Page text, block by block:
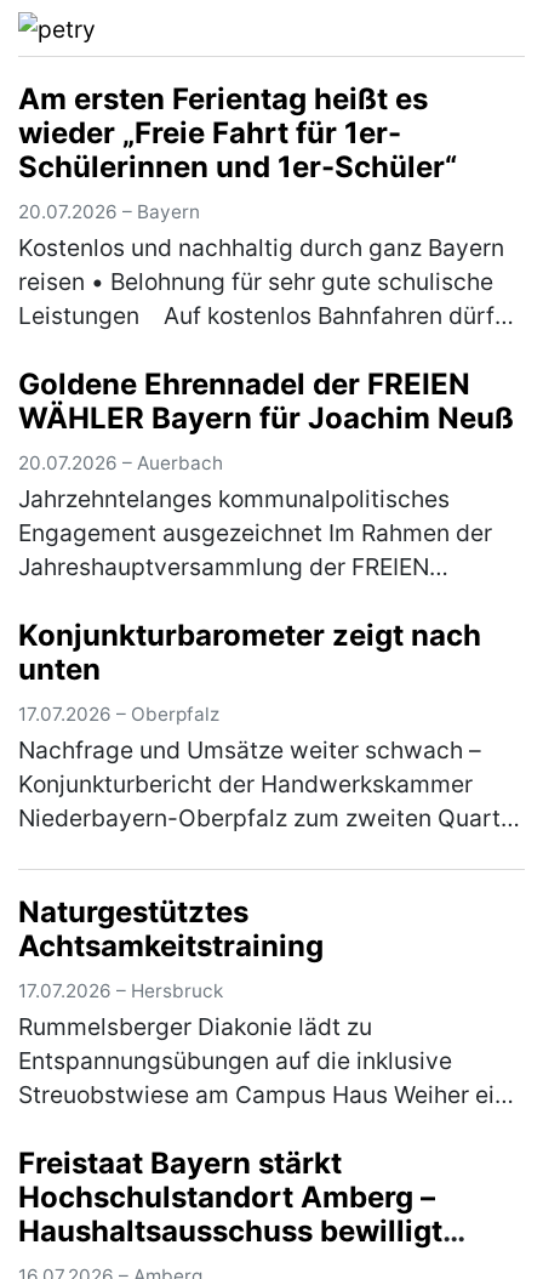
Am ersten Ferientag heißt es
wieder „Freie Fahrt für 1er-
Schülerinnen und 1er-Schüler“
20.07.2026 – Bayern
Kostenlos und nachhaltig durch ganz Bayern
reisen • Belohnung für sehr gute schulische
Leistungen ￼Auf kostenlos Bahnfahren dürfen
wieder Bayerns 1er-Schül…(mehr)
Goldene Ehrennadel der FREIEN
WÄHLER Bayern für Joachim Neuß
20.07.2026 – Auerbach
Jahrzehntelanges kommunalpolitisches
Engagement ausgezeichnet Im Rahmen der
Jahreshauptversammlung der FREIEN
Goldenen Ehrennadel der FREIEN WÄHLER
Bayern aus…
Konjunkturbarometer zeigt nach
unten
17.07.2026 – Oberpfalz
Nachfrage und Umsätze weiter schwach –
Konjunkturbericht der Handwerkskammer
Niederbayern-Oberpfalz zum zweiten Quartal
(mehr)
Naturgestütztes
Achtsamkeitstraining
17.07.2026 – Hersbruck
Rummelsberger Diakonie lädt zu
Entspannungsübungen auf die inklusive
Streuobstwiese am Campus Haus Weiher ein
können die Teilnehmer*innen am Mittwoch,
22. Jul…(mehr)
Freistaat Bayern stärkt
Hochschulstandort Amberg –
Haushaltsausschuss bewilligt
Nachtrag für Brandschutz- und